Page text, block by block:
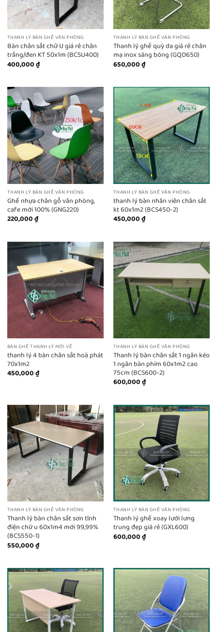
THANH LÝ BÀN GHẾ VĂN PHÒNG
Bàn chân sắt chữ U giá rẻ chân
trắng/đen KT 50x1m (BCSU400)
400,000₫
THANH LÝ BÀN GHẾ VĂN PHÒNG
Thanh lý ghế quỳ da giá rẻ chân
mạ inox sáng bóng (GQD650)
650,000₫
THANH LÝ BÀN GHẾ VĂN PHÒNG
Ghế nhựa chân gỗ văn phòng,
cafe mới 100% (GNG220)
220,000₫
THANH LÝ BÀN GHẾ VĂN PHÒNG
thanh lý bàn nhân viên chân sắt
kt 60x1m2 (BCS450-2)
450,000₫
BÀN GHẾ THANH LÝ MỚI VỀ
thanh lý 4 bàn chân sắt hoà phát
70x1m2
450,000₫
THANH LÝ BÀN GHẾ VĂN PHÒNG
Thanh lý bàn chân sắt 1 ngăn kéo
1 ngăn bàn phím 60x1m2 cao
75cm (BCS600-2)
600,000₫
THANH LÝ BÀN GHẾ VĂN PHÒNG
Thanh lý bàn chân sắt sơn tĩnh
điện chữ u 60x1m4 mới 99,99%
(BCS550-1)
550,000₫
THANH LÝ BÀN GHẾ VĂN PHÒNG
Thanh lý ghế xoay lưới lưng
trung đẹp giá rẻ (GXL600)
600,000₫